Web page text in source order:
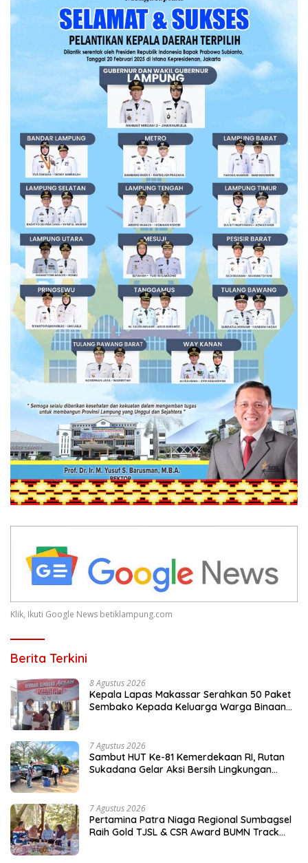
Klik, Ikuti Google News betiklampung.com
Berita Terkini
8 Agustus 2026
Kepala Lapas Makassar Serahkan 50 Paket
Sembako Kepada Keluarga Warga Binaan
7 Agustus 2026
Sambut HUT Ke-81 Kemerdekaan RI, Rutan
Sukadana Gelar Aksi Bersih Lingkungan
7 Agustus 2026
Pertamina Patra Niaga Regional Sumbagsel
Raih Gold TJSL & CSR Award BUMN Track